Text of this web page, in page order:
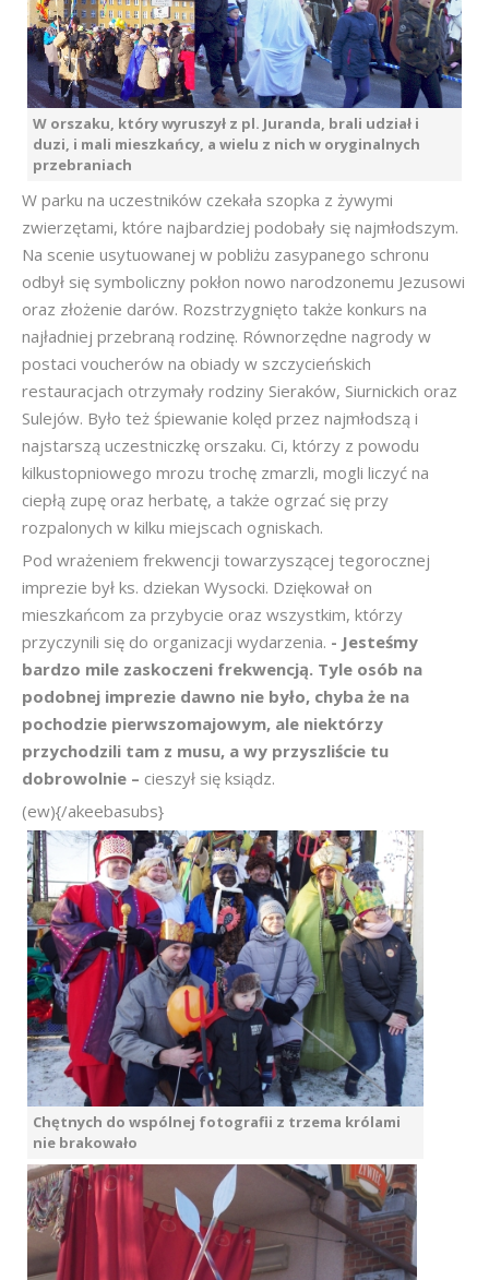
W orszaku, który wyruszył z pl. Juranda, brali udział i
duzi, i mali mieszkańcy, a wielu z nich w oryginalnych
przebraniach
W parku na uczestników czekała szopka z żywymi
zwierzętami, które najbardziej podobały się najmłodszym.
Na scenie usytuowanej w pobliżu zasypanego schronu
odbył się symboliczny pokłon nowo narodzonemu Jezusowi
oraz złożenie darów. Rozstrzygnięto także konkurs na
najładniej przebraną rodzinę. Równorzędne nagrody w
postaci voucherów na obiady w szczycieńskich
restauracjach otrzymały rodziny Sieraków, Siurnickich oraz
Sulejów. Było też śpiewanie kolęd przez najmłodszą i
najstarszą uczestniczkę orszaku. Ci, którzy z powodu
kilkustopniowego mrozu trochę zmarzli, mogli liczyć na
ciepłą zupę oraz herbatę, a także ogrzać się przy
rozpalonych w kilku miejscach ogniskach.
Pod wrażeniem frekwencji towarzyszącej tegorocznej
imprezie był ks. dziekan Wysocki. Dziękował on
mieszkańcom za przybycie oraz wszystkim, którzy
przyczynili się do organizacji wydarzenia. - Jesteśmy
bardzo mile zaskoczeni frekwencją. Tyle osób na
podobnej imprezie dawno nie było, chyba że na
pochodzie pierwszomajowym, ale niektórzy
przychodzili tam z musu, a wy przyszliście tu
dobrowolnie – cieszył się ksiądz.
(ew){/akeebasubs}
Chętnych do wspólnej fotografii z trzema królami
nie brakowało